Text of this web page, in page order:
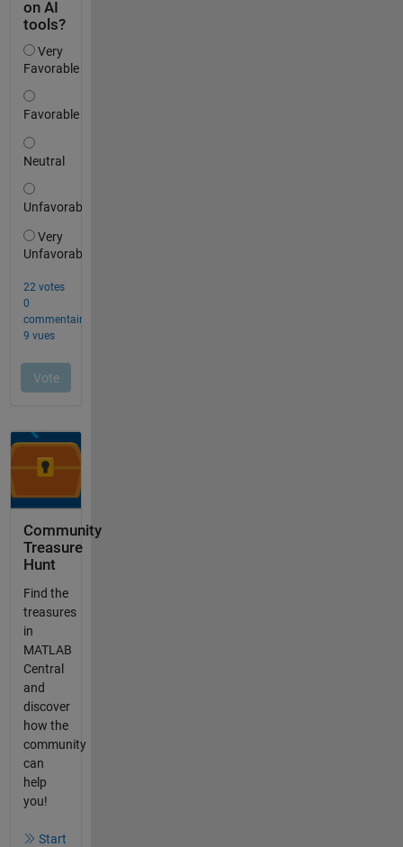
Community
Treasure
Hunt
Find the
treasures
in
MATLAB
Central
and
discover
how the
community
can
help
you!
Start